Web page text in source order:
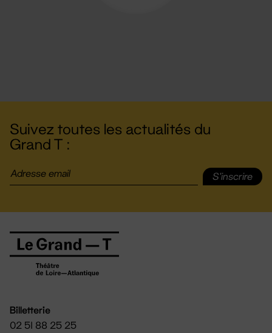
Suivez toutes les actualités du
Grand T :
S'inscrire
Billetterie
02 51 88 25 25